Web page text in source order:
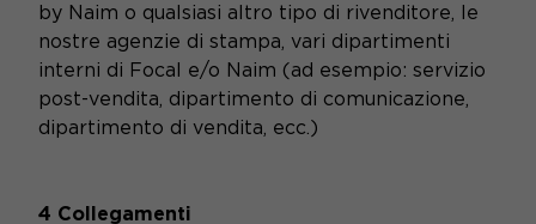
by Naim o qualsiasi altro tipo di rivenditore, le
nostre agenzie di stampa, vari dipartimenti
interni di Focal e/o Naim (ad esempio: servizio
post-vendita, dipartimento di comunicazione,
dipartimento di vendita, ecc.)
4 Collegamenti